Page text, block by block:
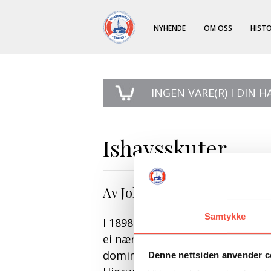
Samtykke
Denne nettsiden anvender
NYHENDE OM OSS
INGEN VARE(R) I DIN
Ishavsskuter
Av Johan Ottesen
I 1898 gjekk tre små
ei næring som skulle få mykje
dominerande ishavsbygda,